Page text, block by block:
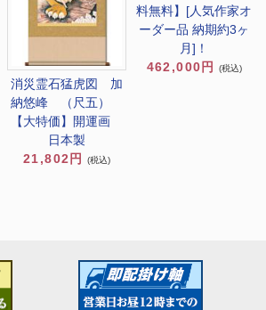
消災霊石猛虎図 加
納悠峰 （尺五）
【大特価】開運画
日本製
21,802円
(税込)
料無料】[人気作家オ
ーダー品 納期約3ヶ
月]！
462,000円
(税込)